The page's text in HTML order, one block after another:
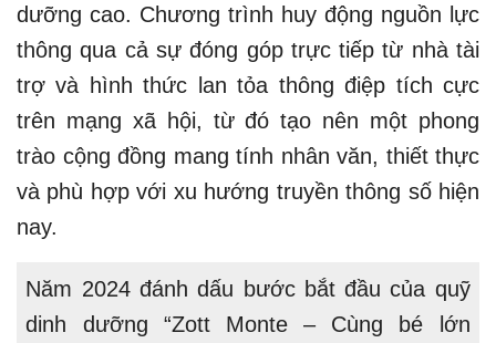
dưỡng cao. Chương trình huy động nguồn lực
thông qua cả sự đóng góp trực tiếp từ nhà tài
trợ và hình thức lan tỏa thông điệp tích cực
trên mạng xã hội, từ đó tạo nên một phong
trào cộng đồng mang tính nhân văn, thiết thực
và phù hợp với xu hướng truyền thông số hiện
nay.
Năm 2024 đánh dấu bước bắt đầu của quỹ
dinh dưỡng “Zott Monte – Cùng bé lớn